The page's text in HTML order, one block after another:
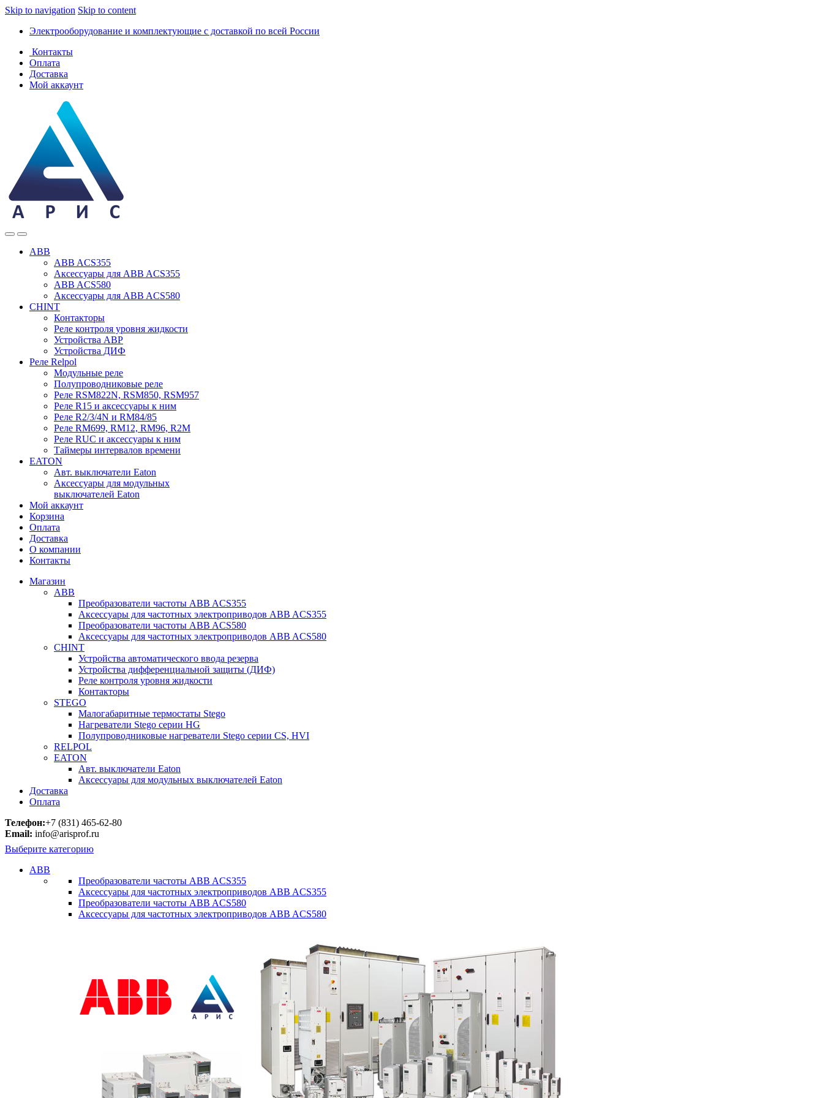
Skip to navigation Skip to content
Электрооборудование и комплектующие с доставкой по всей России
Контакты
Оплата
Доставка
Мой аккаунт
ABB
ABB ACS355
Аксессуары для ABB ACS355
ABB ACS580
Аксессуары для ABB ACS580
CHINT
Контакторы
Реле контроля уровня жидкости
Устройства АВР
Устройства ДИФ
Реле Relpol
Модульные реле
Полупроводниковые реле
Реле RSM822N, RSM850, RSM957
Реле R15 и аксессуары к ним
Реле R2/3/4N и RM84/85
Реле RM699, RM12, RM96, R2M
Реле RUC и аксессуары к ним
Таймеры интервалов времени
EATON
Авт. выключатели Eaton
Аксессуары для модульных
выключателей Eaton
Мой аккаунт
Корзина
Оплата
Доставка
О компании
Контакты
Магазин
ABB
Преобразователи частоты ABB ACS355
Аксессуары для частотных электроприводов ABB ACS355
Преобразователи частоты ABB ACS580
Аксессуары для частотных электроприводов ABB ACS580
CHINT
Устройства автоматического ввода резерва
Устройства дифференциальной защиты (ДИФ)
Реле контроля уровня жидкости
Контакторы
STEGO
Малогабаритные термостаты Stego
Нагреватели Stego серии HG
Полупроводниковые нагреватели Stego серии CS, HVI
RELPOL
EATON
Авт. выключатели Eaton
Аксессуары для модульных выключателей Eaton
Доставка
Оплата
Телефон:+7 (831) 465-62-80
Email: info@arisprof.ru
Выберите категорию
ABB
Преобразователи частоты ABB ACS355
Аксессуары для частотных электроприводов ABB ACS355
Преобразователи частоты ABB ACS580
Аксессуары для частотных электроприводов ABB ACS580